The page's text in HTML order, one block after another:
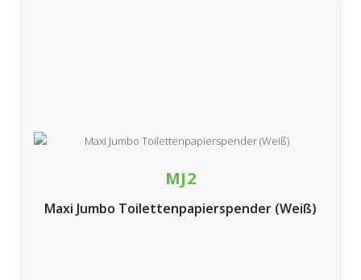
MJ2
Maxi Jumbo Toilettenpapierspender (Weiß)